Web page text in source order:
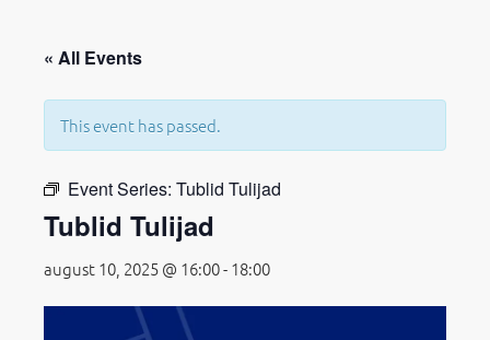
« All Events
This event has passed.
Event Series: Tublid Tulijad
Tublid Tulijad
august 10, 2025 @ 16:00-18:00